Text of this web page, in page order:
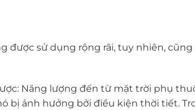
được sử dụng rộng rãi, tuy nhiên, cũng
Năng lượng đến từ mặt trời phụ
bị ảnh hưởng bởi điều kiện thời tiết.